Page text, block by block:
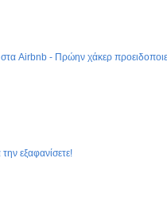
στα Airbnb - Πρώην χάκερ
εξαφανίσετε!